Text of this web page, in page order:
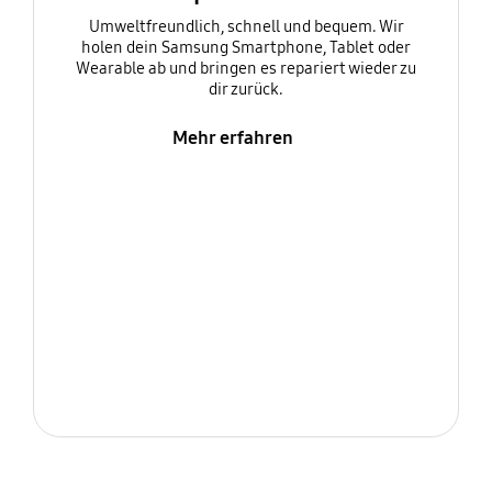
Umweltfreundlich, schnell und bequem. Wir
holen dein Samsung Smartphone, Tablet oder
Wearable ab und bringen es repariert wieder zu
dir zurück.
Mehr erfahren